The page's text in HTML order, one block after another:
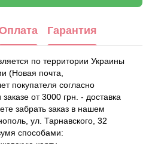
Гарантия
по территории Украины
(Новая почта,
покупателя согласно
от 3000 грн. - доставка
забрать заказ в нашем
ул. Тарнавского, 32
способами: